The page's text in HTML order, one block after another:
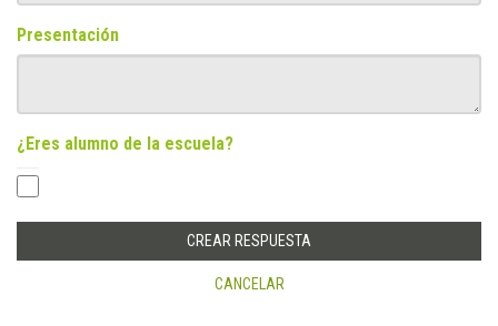
Presentación
¿Eres alumno de la escuela?
CANCELAR